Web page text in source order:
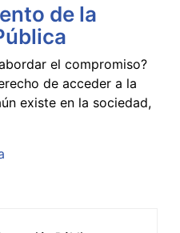
de la
el compromiso?
de acceder a la
existe en la sociedad,